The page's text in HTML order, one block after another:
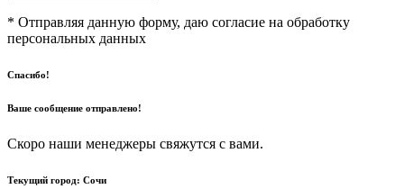
* Отправляя данную форму, даю согласие на обработку
персональных данных
Спасибо!
Ваше сообщение отправлено!
Скоро наши менеджеры свяжутся с вами.
Текущий город: Сочи